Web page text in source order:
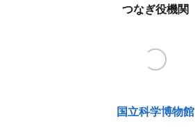
つなぎ役機関
国立科学博物館